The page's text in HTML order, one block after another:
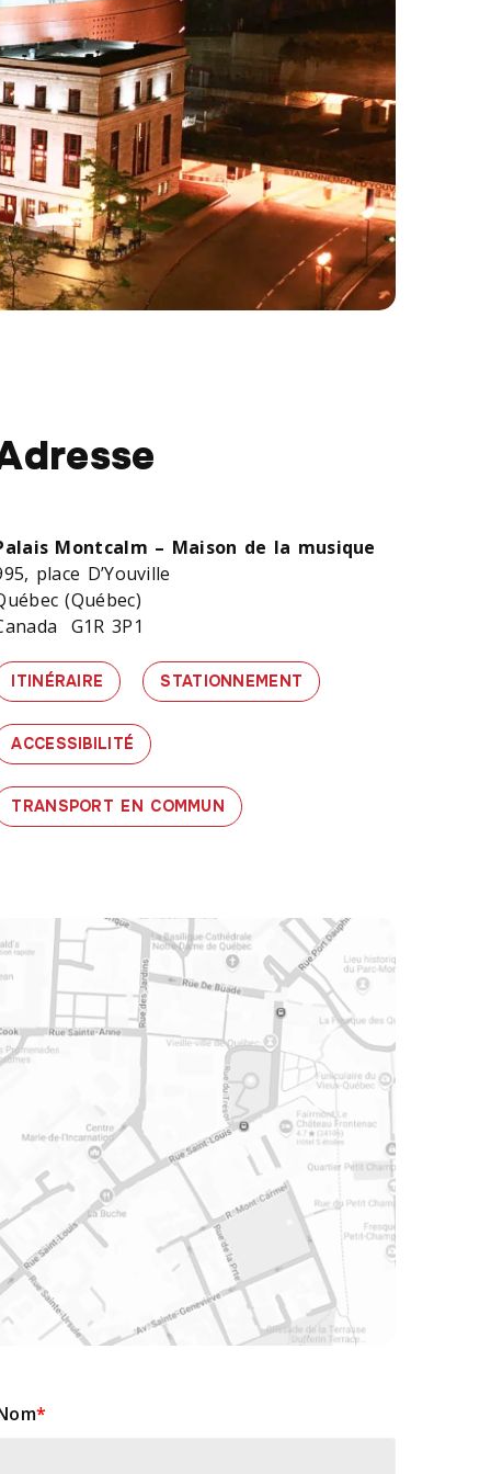
Montcalm – Maison de la musique
place D’Youville
(Québec)
G1R 3P1
ITINÉRAIRE STATIONNEMENT
ACCESSIBILITÉ
TRANSPORT EN COMMUN
*